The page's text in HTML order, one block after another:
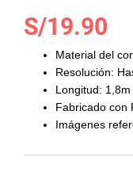
Saltar
comienzo
S/19.90
Material del
Resolución:
Longitud: 1,8m
Fabricado con
Imágenes